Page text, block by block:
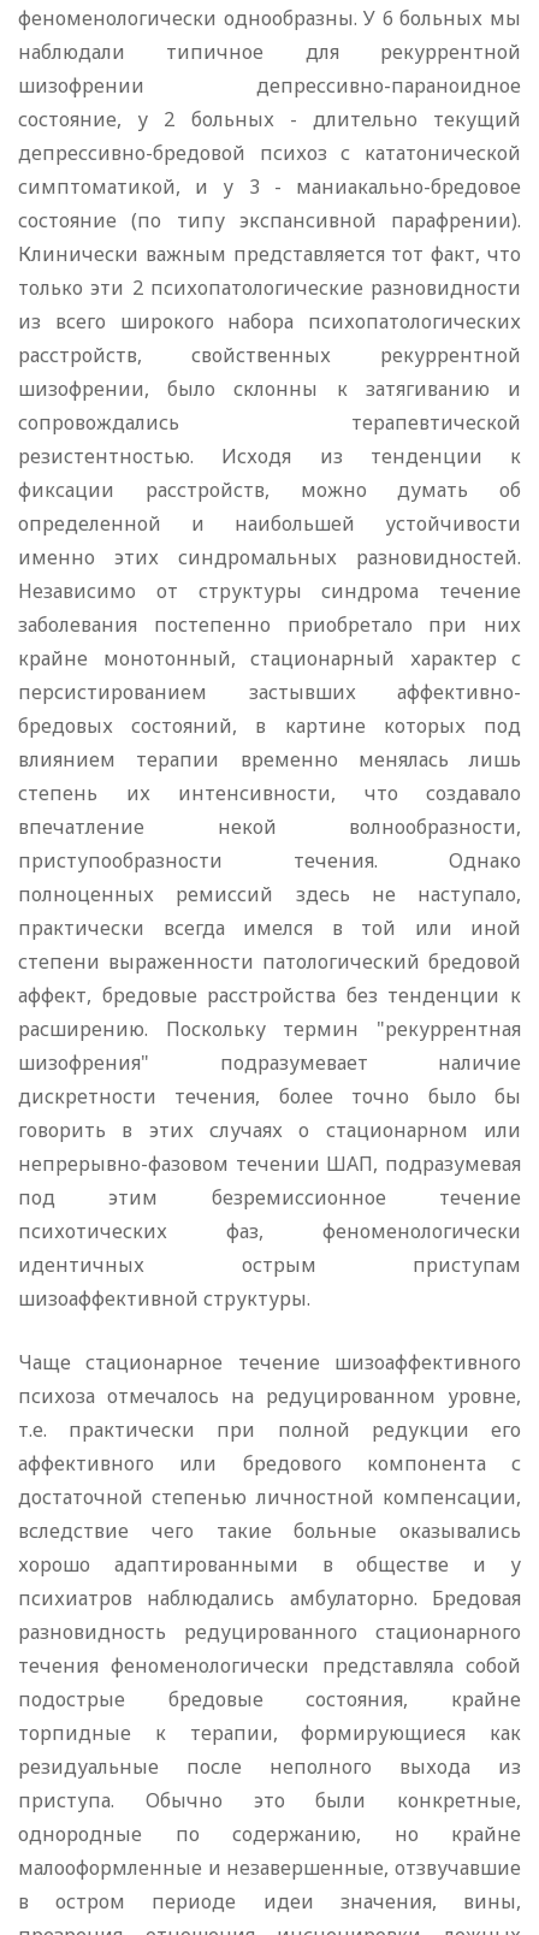
феноменологически однообразны. У 6 больных мы
наблюдали типичное для рекуррентной
шизофрении депрессивно-параноидное
состояние, у 2 больных - длительно текущий
депрессивно-бредовой психоз с кататонической
симптоматикой, и у 3 - маниакально-бредовое
состояние (по типу экспансивной парафрении).
Клинически важным представляется тот факт, что
только эти 2 психопатологические разновидности
из всего широкого набора психопатологических
расстройств, свойственных рекуррентной
шизофрении, было склонны к затягиванию и
сопровождались терапевтической
резистентностью. Исходя из тенденции к
фиксации расстройств, можно думать об
определенной и наибольшей устойчивости
именно этих синдромальных разновидностей.
Независимо от структуры синдрома течение
заболевания постепенно приобретало при них
крайне монотонный, стационарный характер с
персистированием застывших аффективно-
бредовых состояний, в картине которых под
влиянием терапии временно менялась лишь
степень их интенсивности, что создавало
впечатление некой волнообразности,
приступообразности течения. Однако
полноценных ремиссий здесь не наступало,
практически всегда имелся в той или иной
степени выраженности патологический бредовой
аффект, бредовые расстройства без тенденции к
расширению. Поскольку термин "рекуррентная
шизофрения" подразумевает наличие
дискретности течения, более точно было бы
говорить в этих случаях о стационарном или
непрерывно-фазовом течении ШАП, подразумевая
под этим безремиссионное течение
психотических фаз, феноменологически
идентичных острым приступам
шизоаффективной структуры.
Чаще стационарное течение шизоаффективного
психоза отмечалось на редуцированном уровне,
т.е. практически при полной редукции его
аффективного или бредового компонента с
достаточной степенью личностной компенсации,
вследствие чего такие больные оказывались
хорошо адаптированными в обществе и у
психиатров наблюдались амбулаторно. Бредовая
разновидность редуцированного стационарного
течения феноменологически представляла собой
подострые бредовые состояния, крайне
торпидные к терапии, формирующиеся как
резидуальные после неполного выхода из
приступа. Обычно это были конкретные,
однородные по содержанию, но крайне
малооформленные и незавершенные, отзвучавшие
в остром периоде идеи значения, вины,